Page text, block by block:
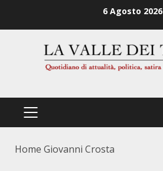
6 Agosto 2026
PRIMÄRES
Home Giovanni Crosta